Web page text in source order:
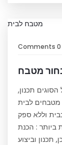
0 Comments
מטבח
תכנון,
מטבחים לבית
וללא ספק
ביותר : הכנת
תכנון וביצוע